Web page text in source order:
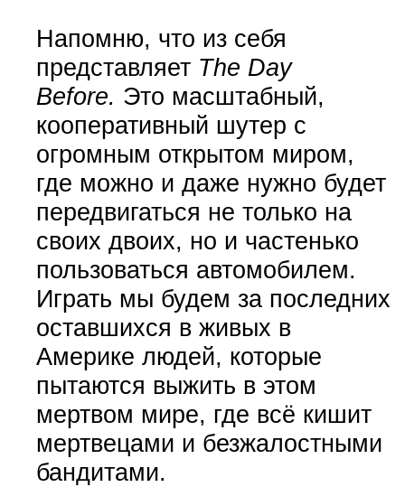
Напомню, что из себя
представляет The Day
Before. Это масштабный,
кооперативный шутер с
огромным открытом миром,
где можно и даже нужно будет
передвигаться не только на
своих двоих, но и частенько
пользоваться автомобилем.
Играть мы будем за последних
оставшихся в живых в
Америке людей, которые
пытаются выжить в этом
мертвом мире, где всё кишит
мертвецами и безжалостными
бандитами.